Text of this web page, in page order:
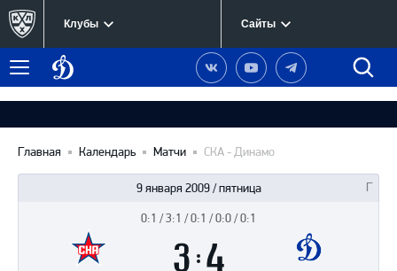
Клубы Сайты
Меню
Динамо
Москва
Наша
группа
Вконтакте
Наш
канал
YouTube
Наш
канал
Telegram
Главная Календарь Матчи СКА - Динамо
9 января 2009 / пятница
матча
0:1 / 3:1 / 0:1 / 0:0 / 0:1